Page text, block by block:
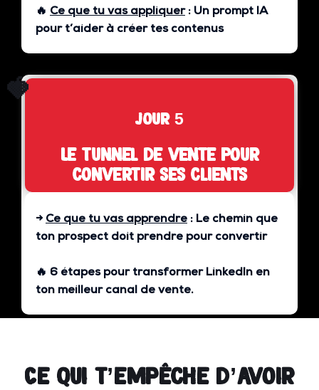
🔥 Ce que tu vas appliquer: Un prompt IA
pour t’aider à créer tes contenus
🍓
jour 5
Le tunnel de vente pour
convertir ses clients
→Ce que tu vas apprendre : Le chemin que
ton prospect doit prendre pour convertir
🔥 6 étapes pour transformer LinkedIn en
ton meilleur canal de vente.
Ce qui t’empêche d’avoir